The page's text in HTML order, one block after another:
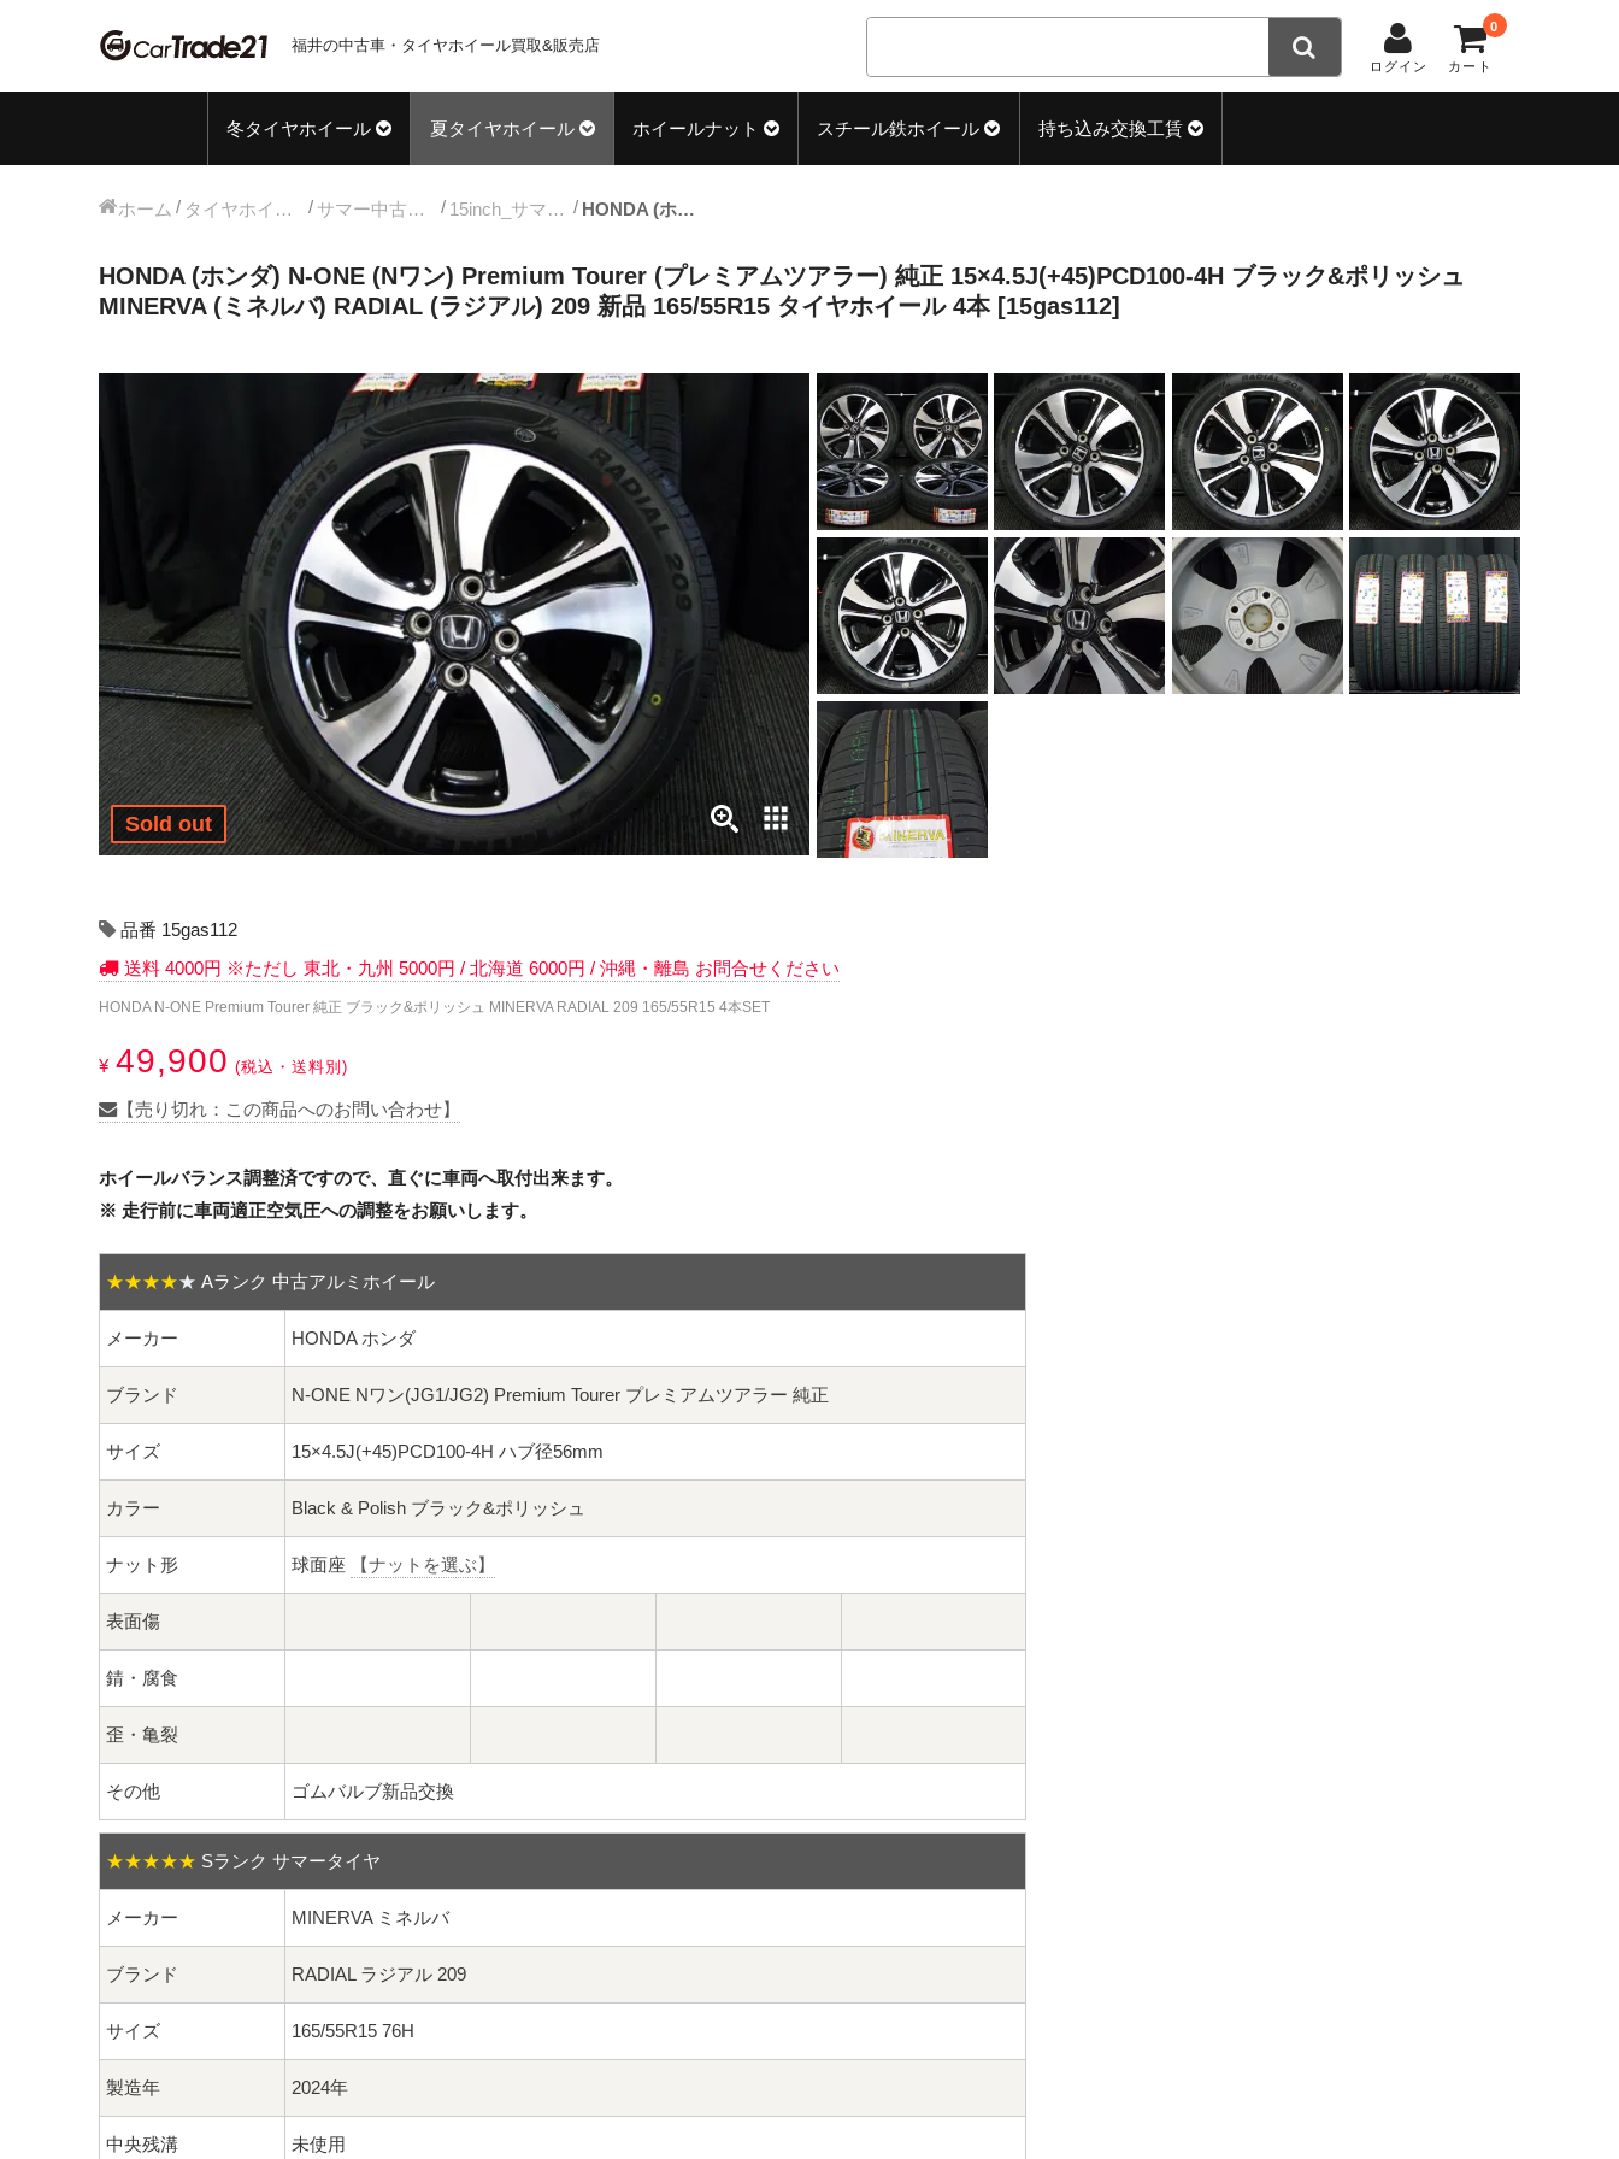
福井の中古車・タイヤホイール買取&販売店
ログイン カート
0
冬タイヤホイール 夏タイヤホイール ホイールナット スチール鉄ホイール 持ち込み交換工賃
ホーム タイヤホイールセット サマー中古タイヤホイール 15inch_サマー中古タイヤホイール HONDA (ホンダ) N-ONE (Nワン) Premium Tourer (プレミアムツアラー) 純正 15×4.5J(+45)PCD100-4H ブラック&ポリッシュ MINERVA (ミネルバ) RADIAL (ラジアル) 209 新品 165/55R15 タイヤホイール 4本 [15gas112]
HONDA (ホンダ) N-ONE (Nワン) Premium Tourer (プレミアムツアラー) 純正 15×4.5J(+45)PCD100-4H ブラック&ポリッシュ
MINERVA (ミネルバ) RADIAL (ラジアル) 209 新品 165/55R15 タイヤホイール 4本 [15gas112]
Sold out
品番 15gas112
送料 4000円 ※ただし 東北・九州 5000円 / 北海道 6000円 / 沖縄・離島 お問合せください
HONDA N-ONE Premium Tourer 純正 ブラック&ポリッシュ MINERVA RADIAL 209 165/55R15 4本SET
¥ 49,900 (税込・送料別)
【売り切れ：この商品へのお問い合わせ】
ホイールバランス調整済ですので、直ぐに車両へ取付出来ます。
※ 走行前に車両適正空気圧への調整をお願いします。
★★★★★ Aランク 中古アルミホイール
メーカー HONDA ホンダ
ブランド N-ONE Nワン(JG1/JG2) Premium Tourer プレミアムツアラー 純正
サイズ 15×4.5J(+45)PCD100-4H ハブ径56mm
カラー Black & Polish ブラック&ポリッシュ
ナット形 球面座 【ナットを選ぶ】
表面傷
錆・腐食
歪・亀裂
その他 ゴムバルブ新品交換
★★★★★ Sランク サマータイヤ
メーカー MINERVA ミネルバ
ブランド RADIAL ラジアル 209
サイズ 165/55R15 76H
製造年 2024年
中央残溝 未使用